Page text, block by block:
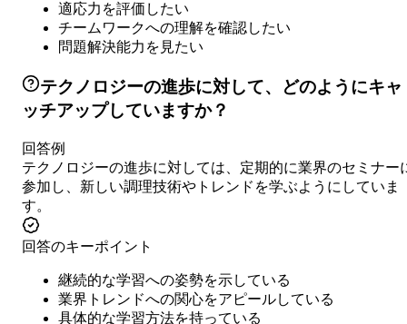
適応力を評価したい
チームワークへの理解を確認したい
問題解決能力を見たい
テクノロジーの進歩に対して、どのようにキャ
ッチアップしていますか？
回答例
テクノロジーの進歩に対しては、定期的に業界のセミナー
参加し、新しい調理技術やトレンドを学ぶようにしていま
す。
回答のキーポイント
継続的な学習への姿勢を示している
業界トレンドへの関心をアピールしている
具体的な学習方法を持っている